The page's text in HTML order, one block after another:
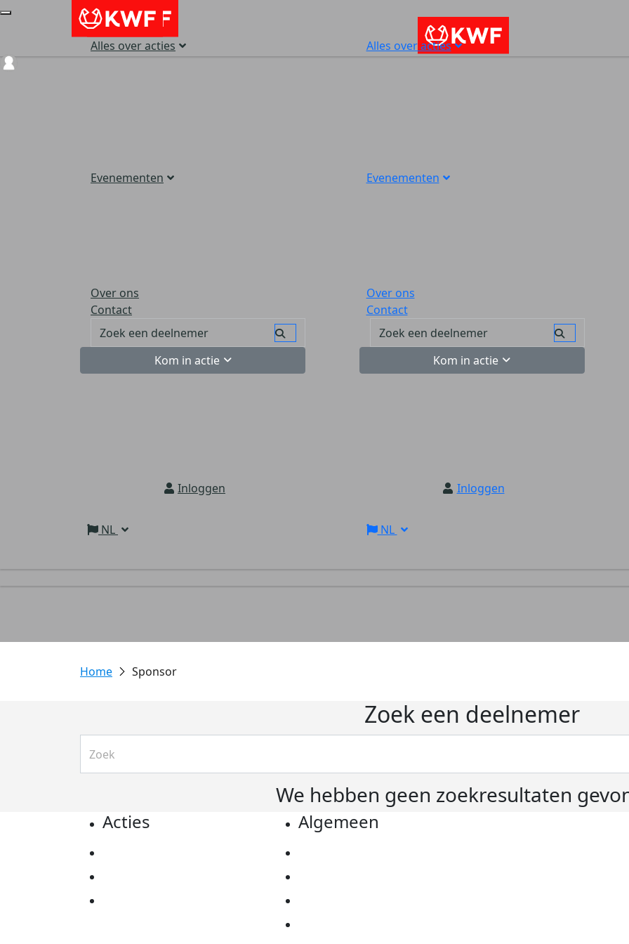
Alles over acties
Evenementen
Over ons
Contact
Kom in actie
Inloggen
NL
Alles over acties
Evenementen
Over ons
Contact
Kom in actie
Inloggen
NL
Sponsor
Zoek een deelnemer
We hebben geen zoekresultaten
Acties Algemeen